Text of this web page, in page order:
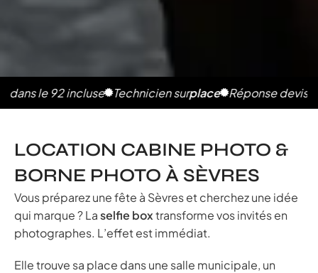
92 incluse Technicien surplace Réponse devis en 2h
LOCATION CABINE PHOTO &
BORNE PHOTO À SÈVRES
Vous préparez une fête à Sèvres et cherchez une idée
qui marque ? Laselfie boxtransforme vos invités en
photographes. L’effet est immédiat.
Elle trouve sa place dans une salle municipale, un